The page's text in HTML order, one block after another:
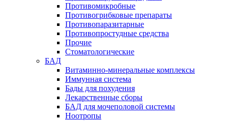
Противомикробные
Противогрибковые препараты
Противопаразитарные
Противопростудные средства
Прочие
Стоматологические
БАД
Витаминно-минеральные комплексы
Иммунная система
Бады для похудения
Лекарственные сборы
БАД для мочеполовой системы
Ноотропы